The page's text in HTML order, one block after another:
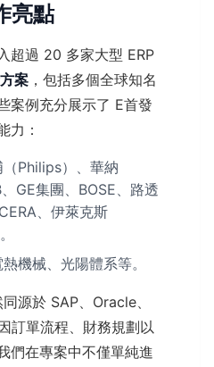
亮點
超過 20 多家大型 ERP
案 ，包括多個全球知名
案例充分展示了 E首發
力：
（Philips）、華納
、GE集團、BOSE、路透
、伊萊克斯
熱機械、光陽體系等。
源於 SAP、Oracle、
訂單流程、財務規劃以
們在專案中不僅單純進